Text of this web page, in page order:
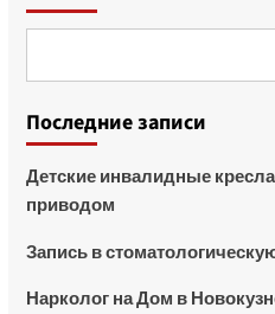
Последние записи
Детские инвалидные
приводом
Запись в
Нарколог на Дом в